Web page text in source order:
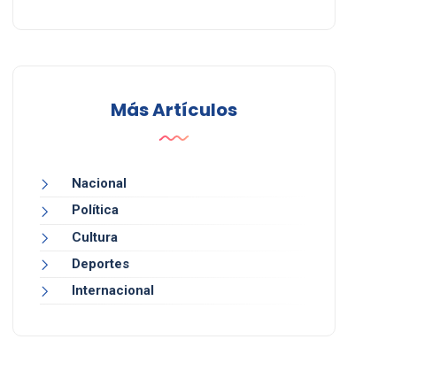
Más Artículos
Nacional
Política
Cultura
Deportes
Internacional